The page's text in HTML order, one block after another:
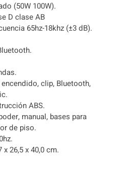
(50W 100W).
D clase AB
65hz-18khz (±3 dB).
clip, Bluetooth,
ABS.
manual, bases para
de piso.
x 26,5 x 40,0 cm.